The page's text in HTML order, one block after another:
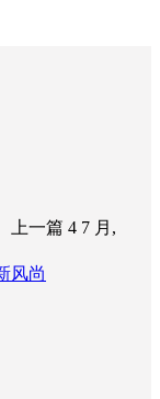
上一篇 4 7 月,
风尚